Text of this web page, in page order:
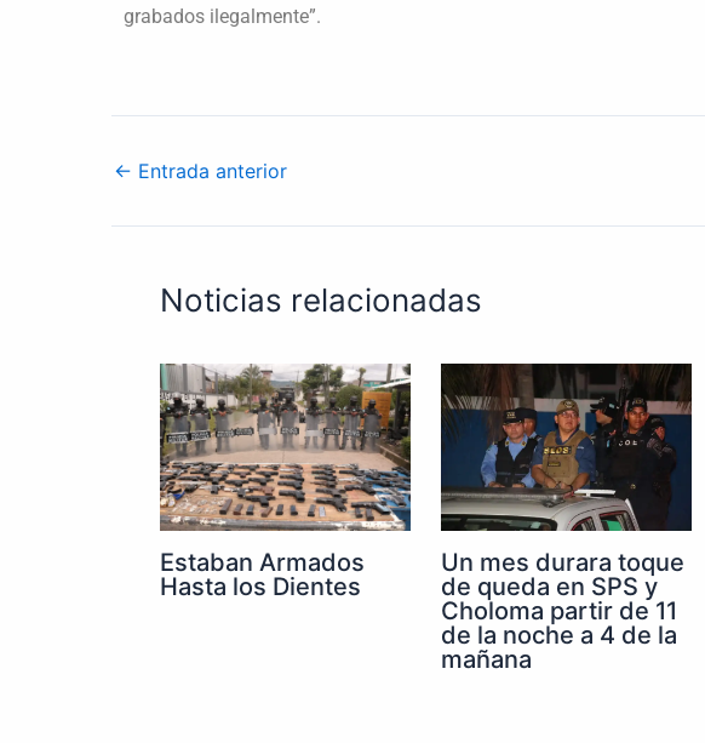
grabados ilegalmente”.
← Entrada anterior
Noticias relacionadas
Estaban Armados
Hasta los Dientes
Un mes durara toque
de queda en SPS y
Choloma partir de 11
de la noche a 4 de la
mañana